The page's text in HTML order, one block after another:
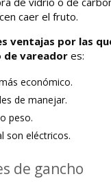
caer el fruto.
ventajas por las
vareador es:
económico.
de manejar.
peso.
son eléctricos.
de gancho